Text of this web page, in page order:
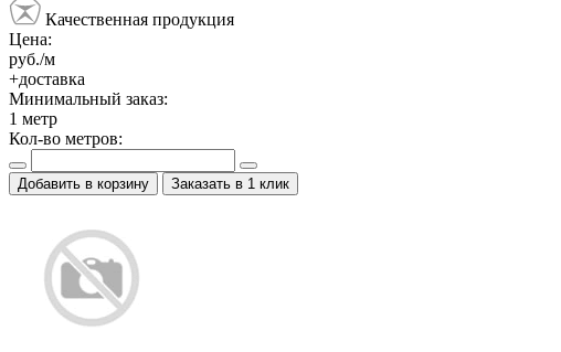
Качественная продукция
Цена:
руб./м
+доставка
Минимальный заказ:
1 метр
Кол-во метров:
Добавить в корзину Заказать в 1 клик